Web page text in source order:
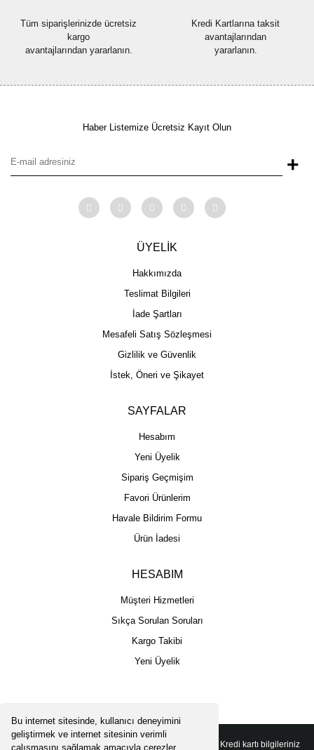
Bu internet sitesinde, kullanıcı deneyimini
geliştirmek ve internet sitesinin verimli
çalışmasını sağlamak amacıyla çerezler
Tüm siparişlerinizde ücretsiz
kargo
avantajlarından yararlanın.
Kredi Kartlarına taksit
avantajlarından
yararlanın.
Haber Listemize Ücretsiz Kayıt Olun
+
ÜYELİK
Hakkımızda
Teslimat Bilgileri
İade Şartları
Mesafeli Satış Sözleşmesi
Gizlilik ve Güvenlik
İstek, Öneri ve Şikayet
SAYFALAR
Hesabım
Yeni Üyelik
Sipariş Geçmişim
Favori Ürünlerim
Havale Bildirim Formu
Ürün İadesi
HESABIM
Müşteri Hizmetleri
Sıkça Sorulan Soruları
Kargo Takibi
Yeni Üyelik
Copyright 2025 © - Togga Plus - Tüm hakları saklıdır - Kredi kartı bilgileriniz